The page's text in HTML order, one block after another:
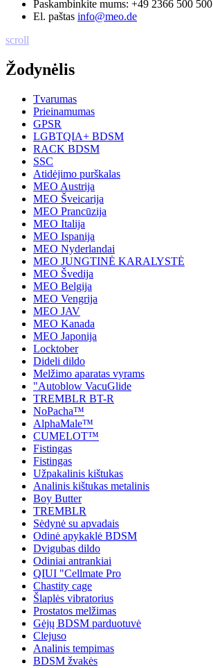
Paskambinkite mums: +49 2366 500 500
El. paštas info@meo.de
scroll
Žodynėlis
Tvarumas
Prieinamumas
GPSR
LGBTQIA+ BDSM
RACK BDSM
SSC
Atidėjimo purškalas
MEO Austrija
MEO Šveicarija
MEO Prancūzija
MEO Italija
MEO Ispanija
MEO Nyderlandai
MEO JUNGTINĖ KARALYSTĖ
MEO Švedija
MEO Belgija
MEO Vengrija
MEO JAV
MEO Kanada
MEO Japonija
Locktober
Dideli dildo
Melžimo aparatas vyrams
"Autoblow VacuGlide
TREMBLR BT-R
NoPacha™
AlphaMale™
CUMELOT™
Fistingas
Fistingas
Užpakalinis kištukas
Analinis kištukas metalinis
Boy Butter
TREMBLR
Sėdynė su apvadais
Odinė apykaklė BDSM
Dvigubas dildo
Odiniai antrankiai
QIUI "Cellmate Pro
Chastity cage
Šlaplės vibratorius
Prostatos melžimas
Gėjų BDSM parduotuvė
Clejuso
Analinis tempimas
BDSM žvakės